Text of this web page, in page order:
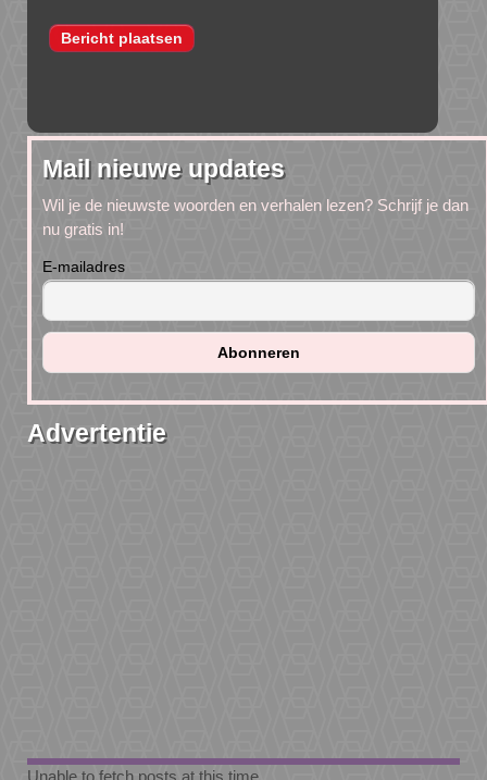
Mail nieuwe updates
Wil je de nieuwste woorden en verhalen lezen? Schrijf je dan
nu gratis in!
E-mailadres
Advertentie